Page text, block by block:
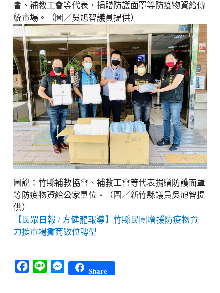
會、補教工會等代表，捐贈防護面罩等防疫物資給傳
統市場。（圖／吳旭智議員提供）
圖說：竹縣補教協會、補教工會等代表捐贈防護面罩
等防疫物資給公家單位。（圖／新竹縣議員吳旭智提
供）
【民眾日報 / 方健龍報導】竹縣民團增援防疫物資
力挺市場攤商數位轉型
Facebook
Line Messenger
Share